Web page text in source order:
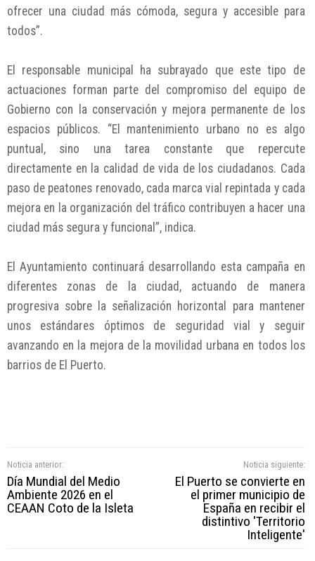
ofrecer una ciudad más cómoda, segura y accesible para
todos”.
El responsable municipal ha subrayado que este tipo de
actuaciones forman parte del compromiso del equipo de
Gobierno con la conservación y mejora permanente de los
espacios públicos. “El mantenimiento urbano no es algo
puntual, sino una tarea constante que repercute
directamente en la calidad de vida de los ciudadanos. Cada
paso de peatones renovado, cada marca vial repintada y cada
mejora en la organización del tráfico contribuyen a hacer una
ciudad más segura y funcional”, indica.
El Ayuntamiento continuará desarrollando esta campaña en
diferentes zonas de la ciudad, actuando de manera
progresiva sobre la señalización horizontal para mantener
unos estándares óptimos de seguridad vial y seguir
avanzando en la mejora de la movilidad urbana en todos los
barrios de El Puerto.
Noticia anterior:
Día Mundial del Medio
Ambiente 2026 en el
CEAAN Coto de la Isleta
Noticia siguiente:
El Puerto se convierte en
el primer municipio de
España en recibir el
distintivo 'Territorio
Inteligente'